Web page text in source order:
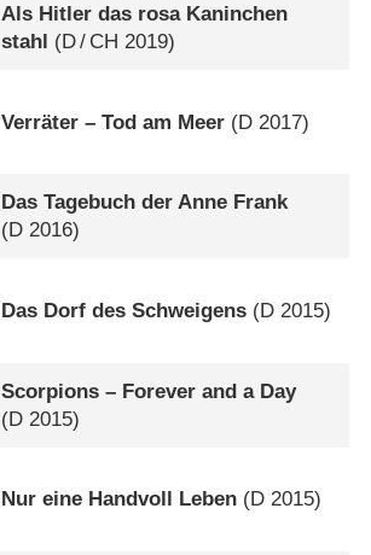
Als Hitler das rosa Kaninchen
stahl (D/ CH 2019)
Verräter – Tod am Meer (D 2017)
Das Tagebuch der Anne Frank
(D 2016)
Das Dorf des Schweigens (D 2015)
Scorpions – Forever and a Day
(D 2015)
Nur eine Handvoll Leben (D 2015)